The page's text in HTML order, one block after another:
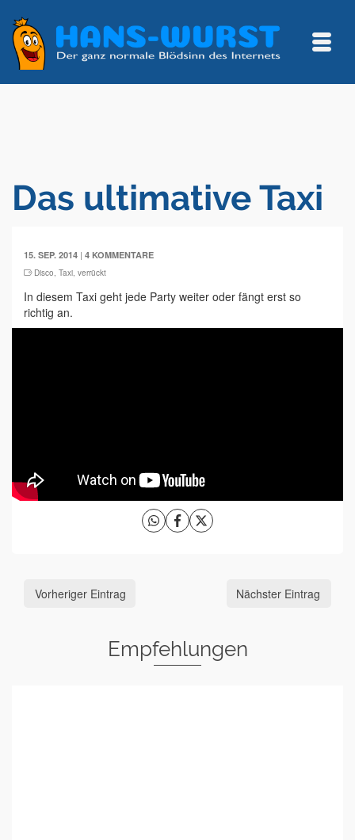
Das ultimative Taxi
15. SEP. 2014 | 4 KOMMENTARE
Disco, Taxi, verrückt
In diesem Taxi geht jede Party weiter oder fängt erst so
richtig an.
Vorheriger Eintrag Nächster Eintrag
Empfehlungen